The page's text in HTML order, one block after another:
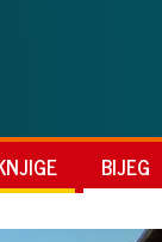
BIJEG